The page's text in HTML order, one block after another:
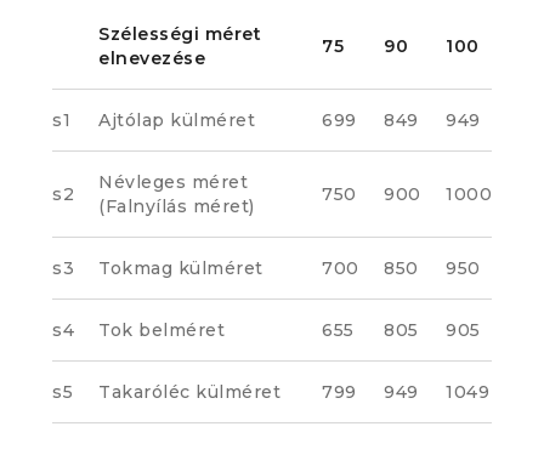
Szélességi méret
elnevezése
75 90 100
s1 Ajtólap külméret 699 849 949
s2
Névleges méret
(Falnyílás méret)
750 900 1000
s3 Tokmag külméret 700 850 950
s4 Tok belméret 655 805 905
s5 Takaróléc külméret 799 949 1049